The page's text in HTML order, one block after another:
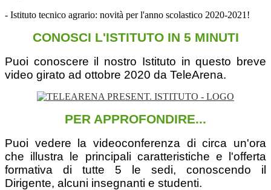
- Istituto tecnico agrario: novità per l'anno scolastico 2020-2021!
CONOSCI L'ISTITUTO IN 5 MINUTI
Puoi conoscere il nostro Istituto in questo breve
video girato ad ottobre 2020 da TeleArena.
PER APPROFONDIRE...
Puoi vedere la videoconferenza di circa un'ora
che illustra le principali caratteristiche e l'offerta
formativa di tutte 5 le sedi, conoscendo il
Dirigente, alcuni insegnanti e studenti.